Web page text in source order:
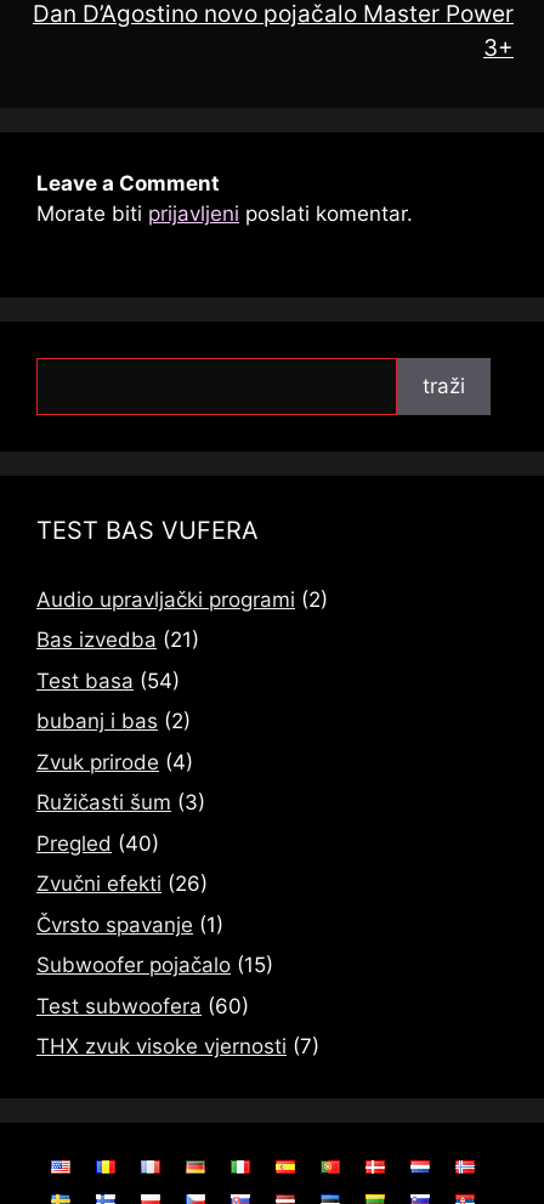
Dan D’Agostino novo pojačalo Master Power
3+
Leave a Comment
Morate biti prijavljeni poslati komentar.
traži
TEST BAS VUFERA
Audio upravljački programi (2)
Bas izvedba (21)
Test basa (54)
bubanj i bas (2)
Zvuk prirode (4)
Ružičasti šum (3)
Pregled (40)
Zvučni efekti (26)
Čvrsto spavanje (1)
Subwoofer pojačalo (15)
Test subwoofera (60)
THX zvuk visoke vjernosti (7)